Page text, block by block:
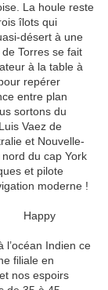
La houle reste
îlots qui
désert à une
Torres se fait
à la table à
repérer
entre plan
sortons du
Vaez de
et Nouvelle-
du cap York
et pilote
moderne !
l’océan Indien ce
filiale en
nos espoirs